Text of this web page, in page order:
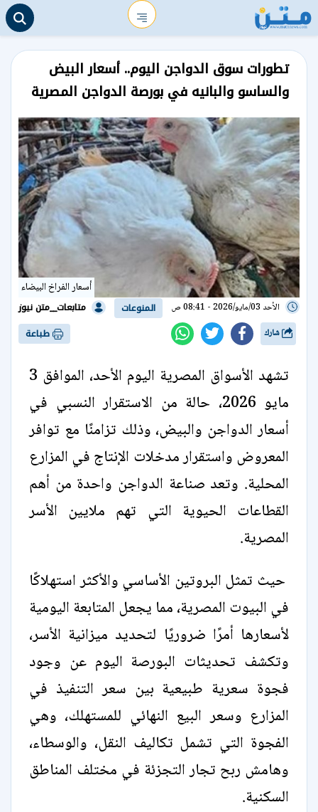
تطورات سوق الدواجن اليوم.. أسعار البيض
والساسو والبانيه في بورصة الدواجن المصرية
أسعار الفراخ البيضاء
الأحد 03/مايو/2026 - 08:41 ص المنوعات متابعات__متن نيوز
طباعة
تشهد الأسواق المصرية اليوم الأحد، الموافق 3
مايو 2026، حالة من الاستقرار النسبي في
أسعار الدواجن والبيض، وذلك تزامنًا مع توافر
المعروض واستقرار مدخلات الإنتاج في المزارع
المحلية. وتعد صناعة الدواجن واحدة من أهم
القطاعات الحيوية التي تهم ملايين الأسر
المصرية.
حيث تمثل البروتين الأساسي والأكثر استهلاكًا
في البيوت المصرية، مما يجعل المتابعة اليومية
لأسعارها أمرًا ضروريًا لتحديد ميزانية الأسر،
وتكشف تحديثات البورصة اليوم عن وجود
فجوة سعرية طبيعية بين سعر التنفيذ في
المزارع وسعر البيع النهائي للمستهلك، وهي
الفجوة التي تشمل تكاليف النقل، والوسطاء،
وهامش ربح تجار التجزئة في مختلف المناطق
السكنية.